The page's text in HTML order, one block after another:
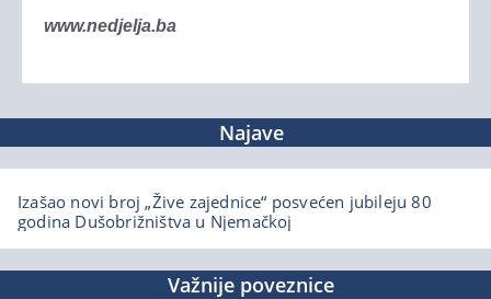
www.nedjelja.ba
Najave
Izašao novi broj „Žive zajednice“ posvećen jubileju 80
godina Dušobrižništva u Njemačkoj
Važnije poveznice